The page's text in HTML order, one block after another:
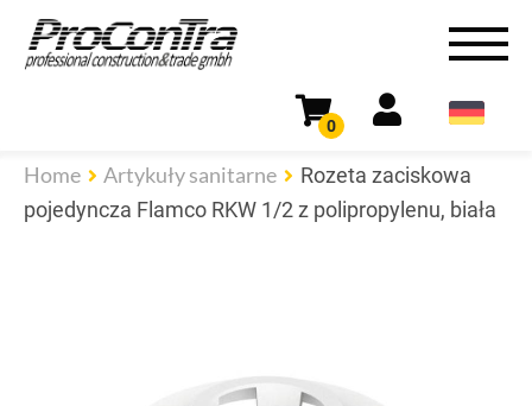
0
Home Artykuły sanitarne
Rozeta zaciskowa
pojedyncza Flamco RKW 1/2 z polipropylenu, biała